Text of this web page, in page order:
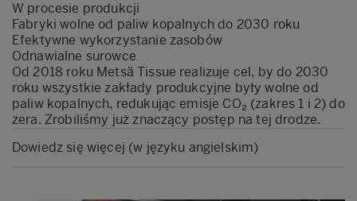
W procesie produkcji
Fabryki wolne od paliw kopalnych do 2030 roku
Efektywne wykorzystanie zasobów
Odnawialne surowce
Od 2018 roku Metsä Tissue realizuje cel, by do 2030
roku wszystkie zakłady produkcyjne były wolne od
paliw kopalnych, redukując emisje CO₂ (zakres 1 i 2) do
zera. Zrobiliśmy już znaczący postęp na tej drodze.
Dowiedz się więcej (w języku angielskim)